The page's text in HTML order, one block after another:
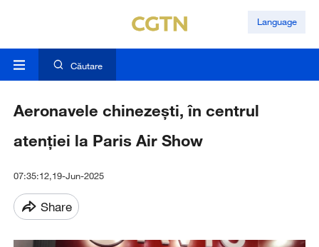
Language
Căutare
Aeronavele chinezești, în centrul
atenției la Paris Air Show
07:35:12,19-Jun-2025
Share